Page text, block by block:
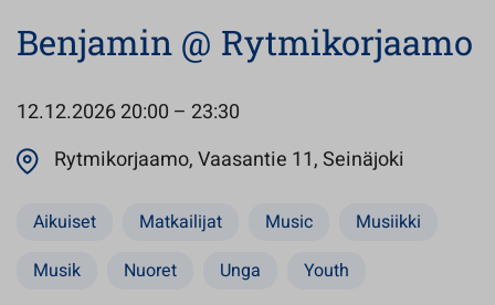
Benjamin @ Rytmikorjaamo
12.12.202620:00 – 23:30
Rytmikorjaamo, Vaasantie 11, Seinäjoki
Aikuiset Matkailijat Music
Musiikki
Musik
Nuoret Unga Youth